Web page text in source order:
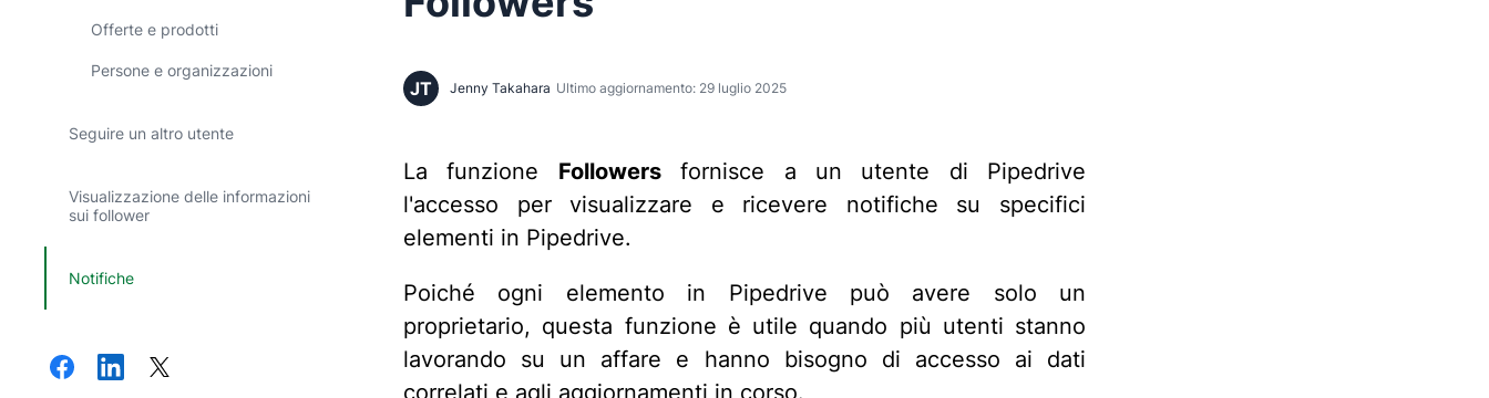
Offerte e prodotti
Persone e organizzazioni
Seguire un altro utente
Visualizzazione delle informazioni
sui follower
Notifiche
JT Jenny Takahara Ultimo aggiornamento: 29 luglio 2025
La funzione Followersfornisce a un utente di Pipedrive
l'accesso per visualizzare e ricevere notifiche su specifici
elementi in Pipedrive.
Poiché ogni elemento in Pipedrive può avere solo un
proprietario, questa funzione è utile quando più utenti stanno
lavorando su un affare e hanno bisogno di accesso ai dati
correlati e agli aggiornamenti in corso.